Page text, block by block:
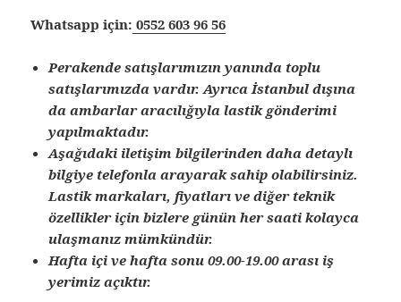
Whatsapp için: 0552 603 96 56
Perakende satışlarımızın yanında toplu
satışlarımızda vardır. Ayrıca İstanbul dışına
da ambarlar aracılığıyla lastik gönderimi
yapılmaktadır.
Aşağıdaki iletişim bilgilerinden daha detaylı
bilgiye telefonla arayarak sahip olabilirsiniz.
Lastik markaları, fiyatları ve diğer teknik
özellikler için bizlere günün her saati kolayca
ulaşmanız mümkündür.
Hafta içi ve hafta sonu 09.00-19.00 arası iş
yerimiz açıktır.